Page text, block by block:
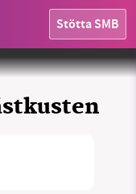
Stötta SMB
Foto:Jenn Farr